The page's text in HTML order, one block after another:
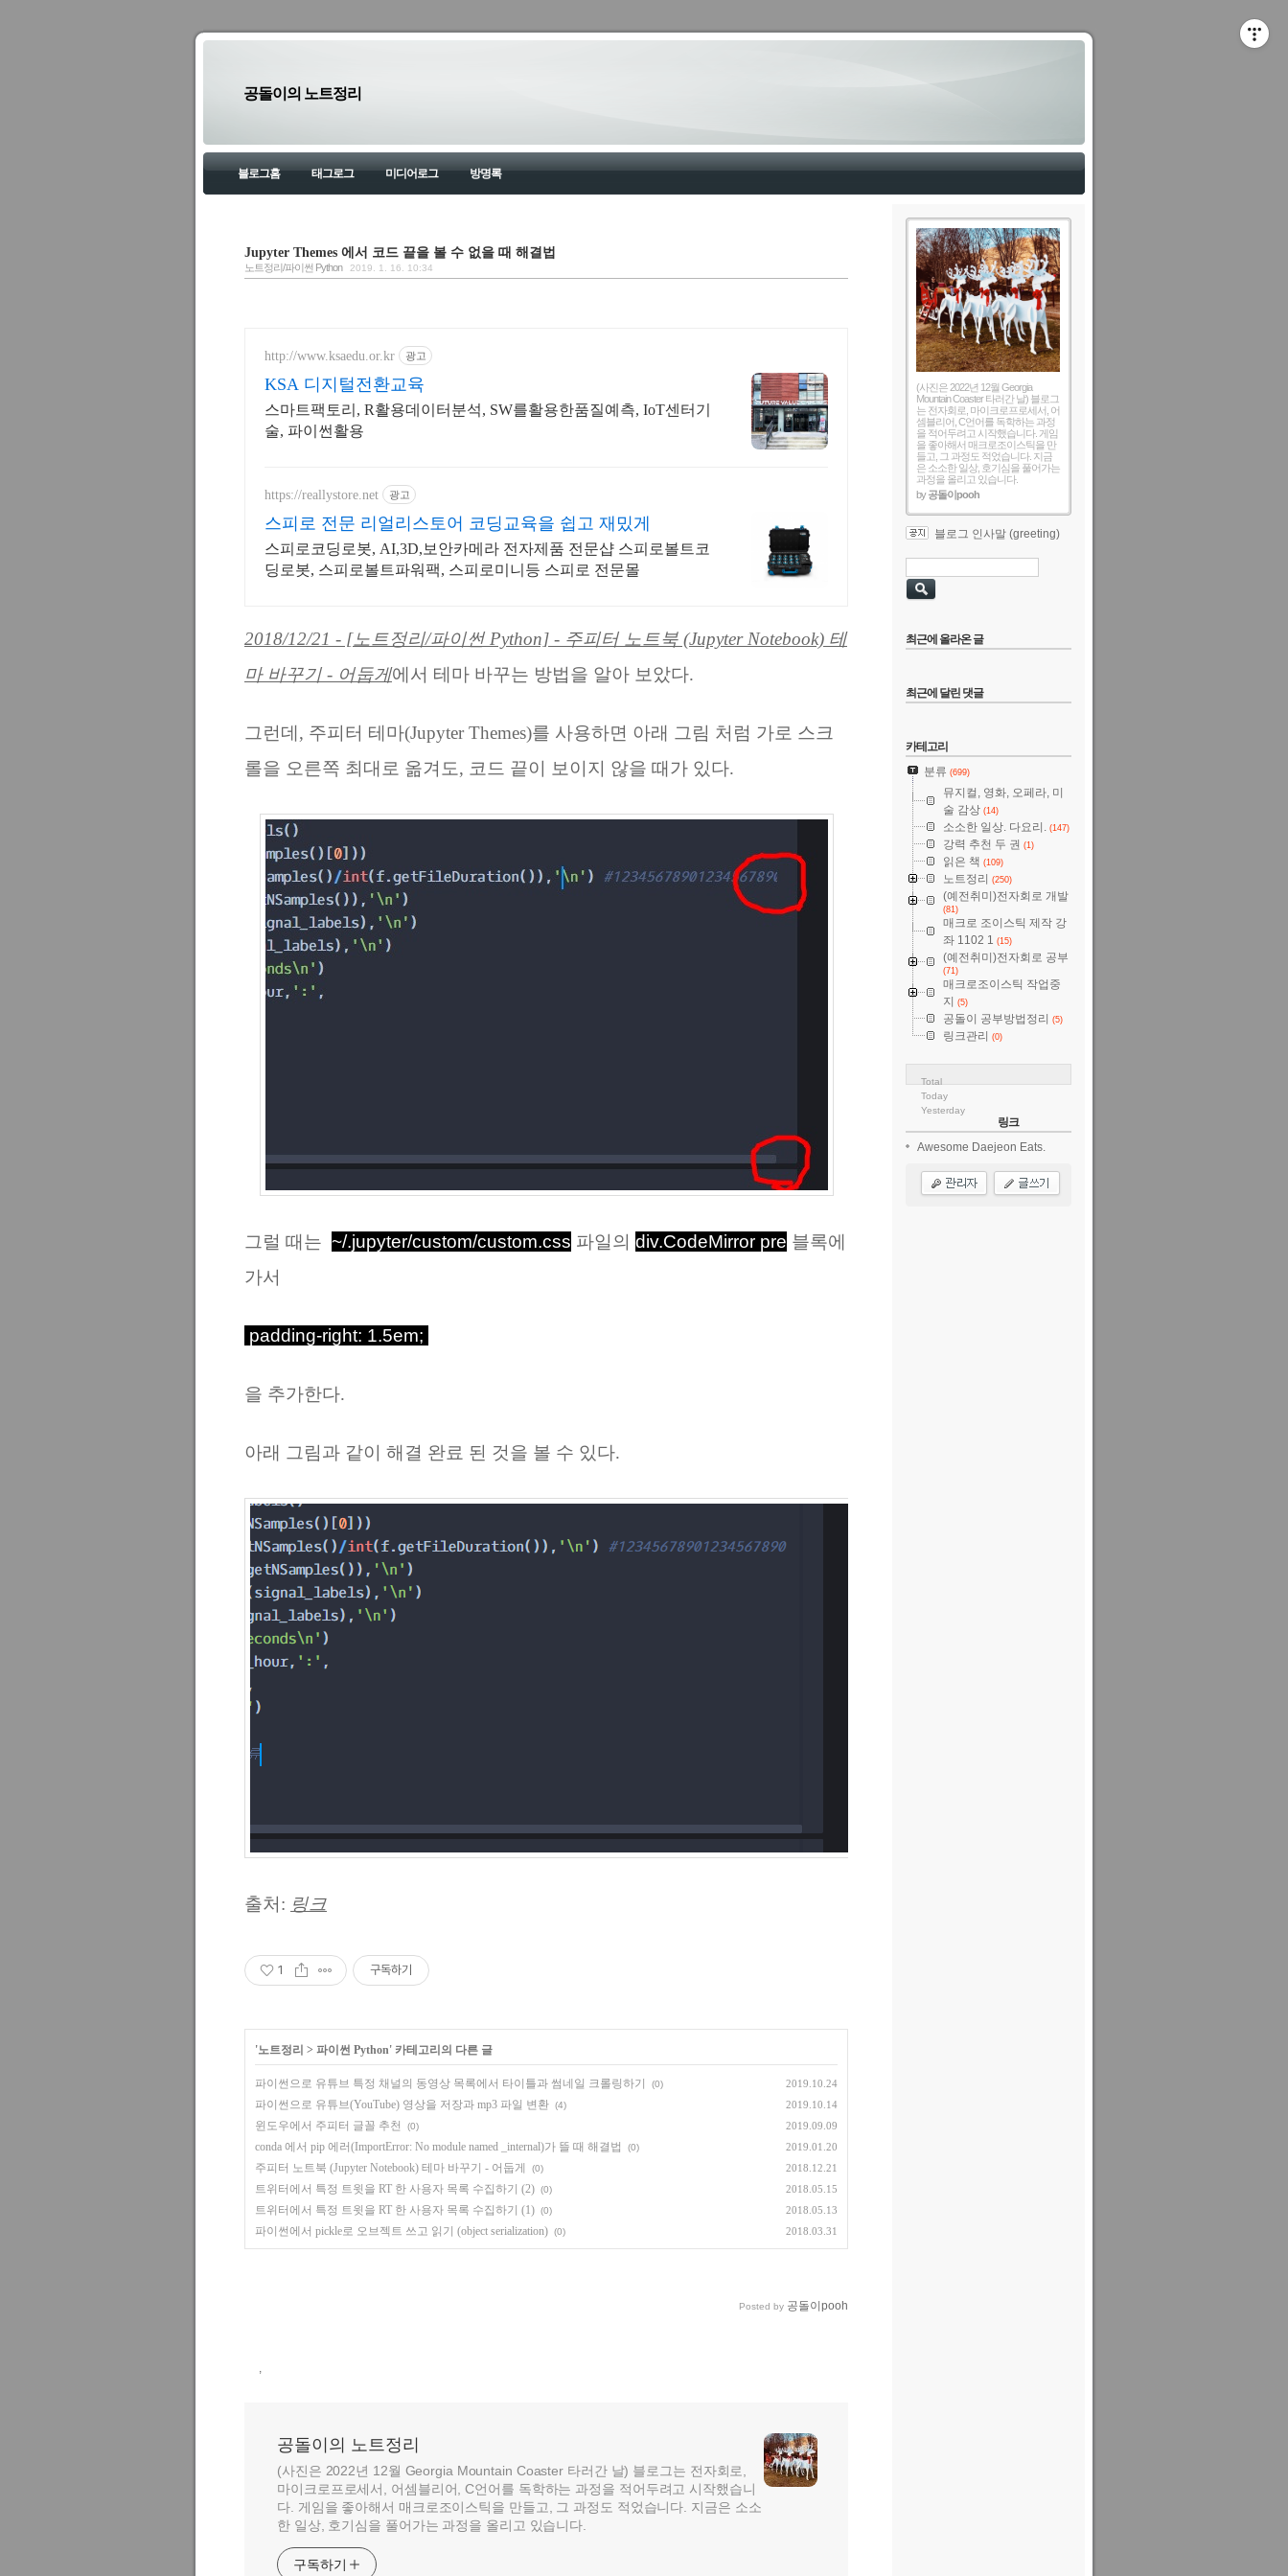
공돌이의 노트정리
블로그홈 태그로그 미디어로그 방명록
Jupyter Themes 에서 코드 끝을 볼 수 없을 때 해결법
노트정리/파이썬 Python 2019. 1. 16. 10:34
http://www.ksaedu.or.kr 광고
KSA 디지털전환교육
스마트팩토리, R활용데이터분석, SW를활용한품질예측, IoT센터기
술, 파이썬활용
https://reallystore.net 광고
스피로 전문 리얼리스토어 코딩교육을 쉽고 재밌게
스피로코딩로봇, AI,3D,보안카메라 전자제품 전문샵 스피로볼트코
딩로봇, 스피로볼트파워팩, 스피로미니등 스피로 전문몰
2018/12/21 - [노트정리/파이썬 Python] - 주피터 노트북 (Jupyter Notebook) 테
마 바꾸기 - 어둡게에서 테마 바꾸는 방법을 알아 보았다.
그런데, 주피터 테마(Jupyter Themes)를 사용하면 아래 그림 처럼 가로 스크
롤을 오른쪽 최대로 옮겨도, 코드 끝이 보이지 않을 때가 있다.
그럴 때는 ~/.jupyter/custom/custom.css 파일의 div.CodeMirror pre 블록에
가서
padding-right: 1.5em;
을 추가한다.
아래 그림과 같이 해결 완료 된 것을 볼 수 있다.
출처: 링크
1 구독하기
'노트정리 > 파이썬 Python' 카테고리의 다른 글
파이썬으로 유튜브 특정 채널의 동영상 목록에서 타이틀과 썸네일 크롤링하기 (0) 2019.10.24
파이썬으로 유튜브(YouTube) 영상을 저장과 mp3 파일 변환 (4) 2019.10.14
윈도우에서 주피터 글꼴 추천 (0) 2019.09.09
conda 에서 pip 에러(ImportError: No module named _internal)가 뜰 때 해결법 (0) 2019.01.20
주피터 노트북 (Jupyter Notebook) 테마 바꾸기 - 어둡게 (0) 2018.12.21
트위터에서 특정 트윗을 RT 한 사용자 목록 수집하기 (2) (0) 2018.05.15
트위터에서 특정 트윗을 RT 한 사용자 목록 수집하기 (1) (0) 2018.05.13
파이썬에서 pickle로 오브젝트 쓰고 읽기 (object serialization) (0) 2018.03.31
Posted by 공돌이pooh
,
공돌이의 노트정리
(사진은 2022년 12월 Georgia Mountain Coaster 타러간 날) 블로그는 전자회로,
마이크로프로세서, 어셈블리어, C언어를 독학하는 과정을 적어두려고 시작했습니
다. 게임을 좋아해서 매크로조이스틱을 만들고, 그 과정도 적었습니다. 지금은 소소
한 일상, 호기심을 풀어가는 과정을 올리고 있습니다.
구독하기
(사진은 2022년 12월 Georgia
Mountain Coaster 타러간 날) 블로그
는 전자회로, 마이크로프로세서, 어
셈블리어, C언어를 독학하는 과정
을 적어두려고 시작했습니다. 게임
을 좋아해서 매크로조이스틱을 만
들고, 그 과정도 적었습니다. 지금
은 소소한 일상, 호기심을 풀어가는
과정을 올리고 있습니다.
by공돌이pooh
블로그 인사말 (greeting)
최근에 올라온 글
최근에 달린 댓글
카테고리
분류 (699)
뮤지컬, 영화, 오페라, 미
술 감상 (14)
소소한 일상. 다요리. (147)
강력 추천 두 권 (1)
읽은 책 (109)
노트정리 (250)
(예전취미)전자회로 개발
(81)
매크로 조이스틱 제작 강
좌 1102 1 (15)
(예전취미)전자회로 공부
(71)
매크로조이스틱 작업중
지
(5)
공돌이 공부방법정리 (5)
링크관리 (0)
Total
Today
Yesterday
링크
Awesome Daejeon Eats.